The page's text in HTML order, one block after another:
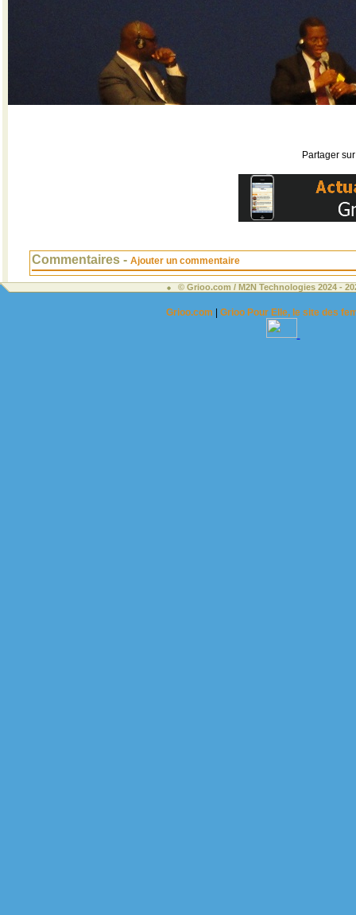
Partager
Commentaires - Ajouter un commentaire
© Grioo.com / M2N Technologies 2024 -
Grioo.com Grioo Pour Elle, le site des